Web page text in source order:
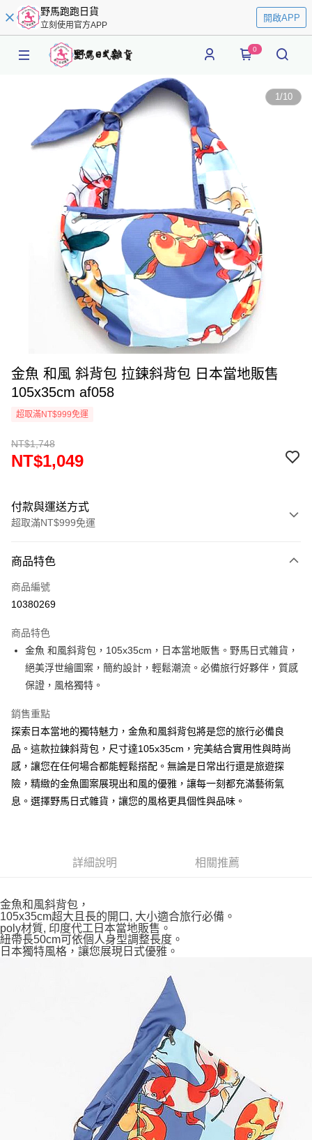
野馬跑跑日貨
立刻使用官方APP
開啟APP
0
1/10
金魚 和風 斜背包 拉鍊斜背包 日本當地販售
105x35cm af058
超取滿NT$999免運
NT$1,748
NT$1,049
付款與運送方式
超取滿NT$999免運
信用卡一次付款
信用卡分期付款
合作金庫商業銀行
華南商業銀行
彰化商業銀行
上海商業儲蓄銀行
台北富邦商業銀行
國泰世華商業銀行
匯豐（台灣）商業銀行
聯邦商業銀行
遠東國際商業銀行
元大商業銀行
永豐商業銀行
台新國際商業銀行
中國信託商業銀行
台灣樂天信用卡公司
超商取貨付款
LINE Pay
街口支付
悠遊付
Google Pay
ATM付款
付款後全家取貨
每筆NT$65，滿NT$999(含以上)免運費
7-11取貨付款
每筆NT$65，滿NT$999(含以上)免運費
每筆NT$100，滿NT$999(含以上)免運費
商品特色
商品編號
10380269
商品特色
金魚 和風斜背包，105x35cm，日本當地販售。野馬日式雜貨，
絕美浮世繪圖案，簡約設計，輕鬆潮流。必備旅行好夥伴，質感
保證，風格獨特。
銷售重點
探索日本當地的獨特魅力，金魚和風斜背包將是您的旅行必備良
品。這款拉鍊斜背包，尺寸達105x35cm，完美結合實用性與時尚
感，讓您在任何場合都能輕鬆搭配。無論是日常出行還是旅遊探
險，精緻的金魚圖案展現出和風的優雅，讓每一刻都充滿藝術氣
息。選擇野馬日式雜貨，讓您的風格更具個性與品味。
詳細說明 相關推薦
金魚和風斜背包，
105x35cm超大且長的開口, 大小適合旅行必備。
poly材質, 印度代工日本當地販售。
紐帶長50cm可依個人身型調整長度。
日本獨特風格，讓您展現日式優雅。